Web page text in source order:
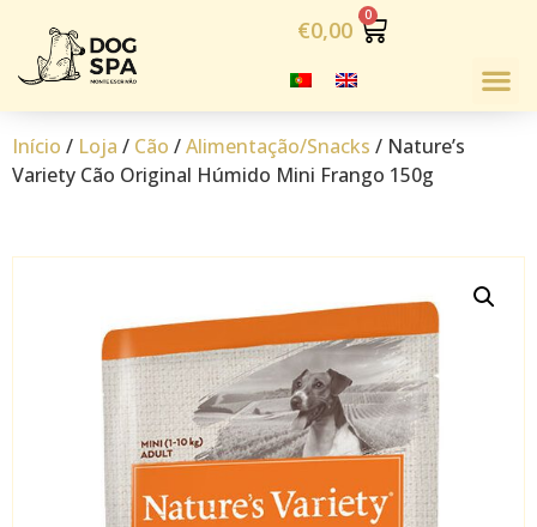
€0,00
Início / Loja / Cão /Alimentação/Snacks / Nature’s
Variety Cão Original Húmido Mini Frango 150g